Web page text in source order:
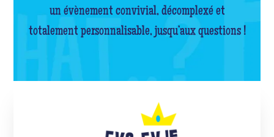
un évènement convivial, décomplexé et
totalement personnalisable, jusqu’aux questions !